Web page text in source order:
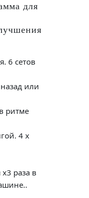
для
6 сетов
или
ритме
4 х
раза в